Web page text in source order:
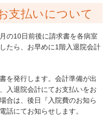
支払いについて
の10日前後に請求書を各病室
たら、お早めに1階入退院会計
を発行します。会計準備が出
入退院会計にてお支払いをお
合は、後日『入院費のお知ら
話にてお知らせします。